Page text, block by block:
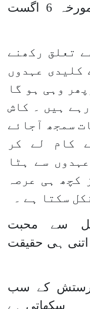
23 نمبر 31 صفحہ 8-7 مورخہ 6 اگست
تعلق رکھنے
کلیدی عہدوں
وہی ہو گا
ہیں ۔ کاش
سمجھ آجائے
کام لے کر
سے ہٹا
کچھ ہی عرصہ
سکتا ہے ۔
سے محبت
حقیقت
کے سب
سکھاتی ہے